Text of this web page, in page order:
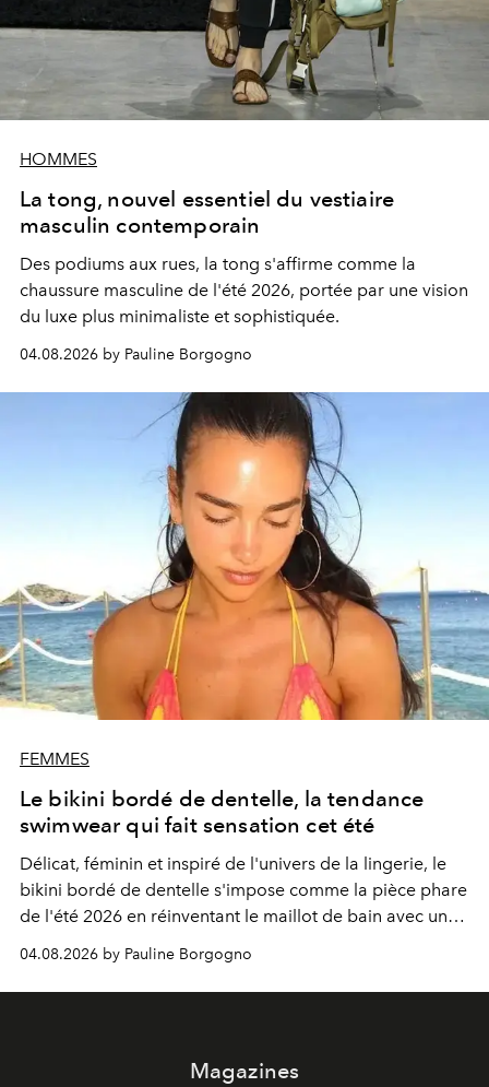
HOMMES
La tong, nouvel essentiel du vestiaire
masculin contemporain
Des podiums aux rues, la tong s'affirme comme la
chaussure masculine de l'été 2026, portée par une vision
du luxe plus minimaliste et sophistiquée.
04.08.2026 by Pauline Borgogno
FEMMES
Le bikini bordé de dentelle, la tendance
swimwear qui fait sensation cet été
Délicat, féminin et inspiré de l'univers de la lingerie, le
bikini bordé de dentelle s'impose comme la pièce phare
de l'été 2026 en réinventant le maillot de bain avec une
04.08.2026 by Pauline Borgogno
Magazines